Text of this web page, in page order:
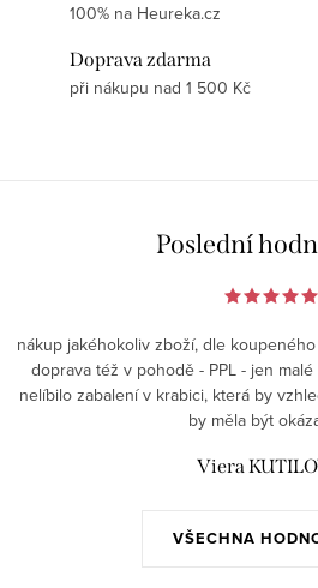
100% na Heureka.cz
Doprava zdarma
při nákupu nad 1 500 Kč
Poslední
VŠECHNA
nákup jakéhokoliv zboží, dle
doprava též v pohodě - PPL - jen
nelíbilo zabalení v krabici, která by
by měla být
Viera